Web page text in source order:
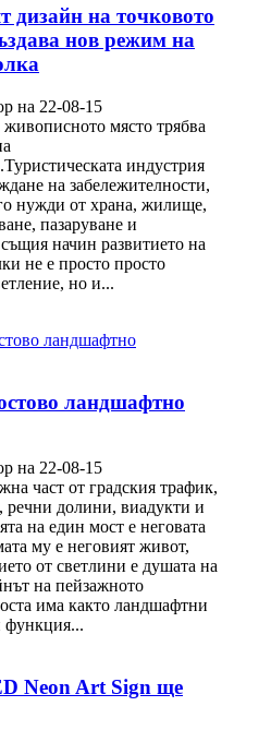
дизайн на точковото
нов режим на
на 22-08-15
място трябва
индустрия
на забележителности,
нужди от храна, жилище,
пазаруване и
начин развитието на
не е просто просто
но и...
ландшафтно
на 22-08-15
част от градския трафик,
речни долини, виадукти и
на един мост е неговата
му е неговият живот,
от светлини е душата на
на пейзажното
има както ландшафтни
функция...
Neon Art Sign ще